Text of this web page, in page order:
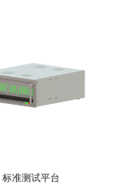
标准测试平台